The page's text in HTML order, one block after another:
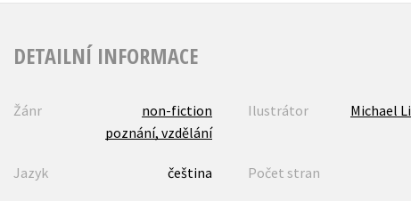
DETAILNÍ INFORMACE
Žánr
non-fiction
poznání, vzdělání
Ilustrátor Michael
Jazyk čeština Počet stran